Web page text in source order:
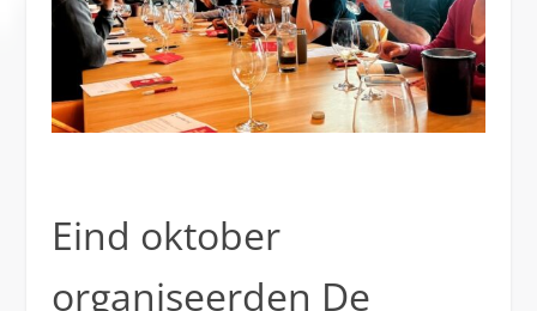
Eind oktober
organiseerden De